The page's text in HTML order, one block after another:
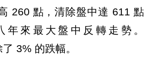
260 點，清除盤中達 611 點
年來最大盤中反轉走勢。
3% 的跌幅。